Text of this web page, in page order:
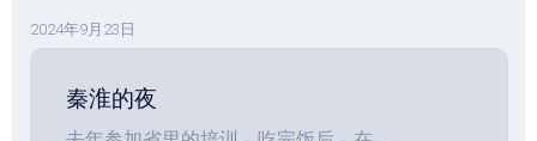
2024年9月23日
秦淮的夜